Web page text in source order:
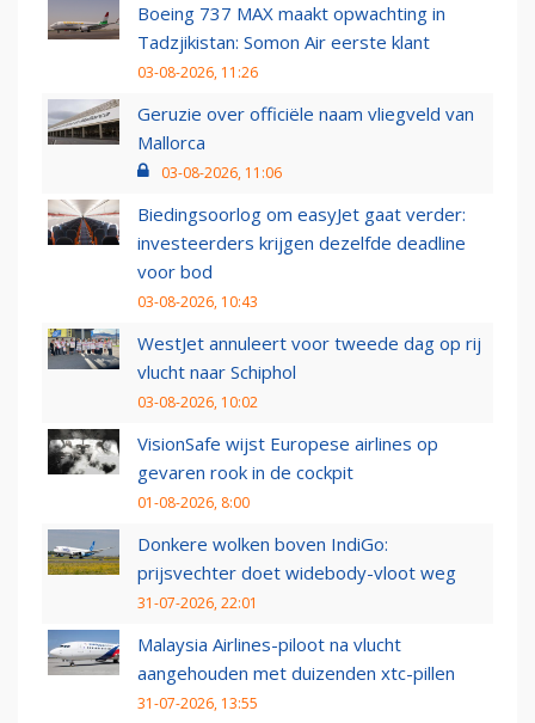
Boeing 737 MAX maakt opwachting in
Tadzjikistan: Somon Air eerste klant
03-08-2026, 11:26
Geruzie over officiële naam vliegveld van
Mallorca
03-08-2026, 11:06
Biedingsoorlog om easyJet gaat verder:
investeerders krijgen dezelfde deadline
voor bod
03-08-2026, 10:43
WestJet annuleert voor tweede dag op rij
vlucht naar Schiphol
03-08-2026, 10:02
VisionSafe wijst Europese airlines op
gevaren rook in de cockpit
01-08-2026, 8:00
Donkere wolken boven IndiGo:
prijsvechter doet widebody-vloot weg
31-07-2026, 22:01
Malaysia Airlines-piloot na vlucht
aangehouden met duizenden xtc-pillen
31-07-2026, 13:55